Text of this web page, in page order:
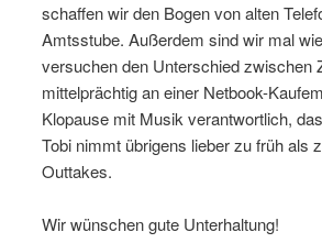
schaffen wir den Bogen von alten
Amtsstube. Außerdem sind wir mal
versuchen den Unterschied zwischen
mittelprächtig an einer Netbook-
Klopause mit Musik verantwortlich,
Tobi nimmt übrigens lieber zu früh als
Outtakes.
Wir wünschen gute Unterhaltung!